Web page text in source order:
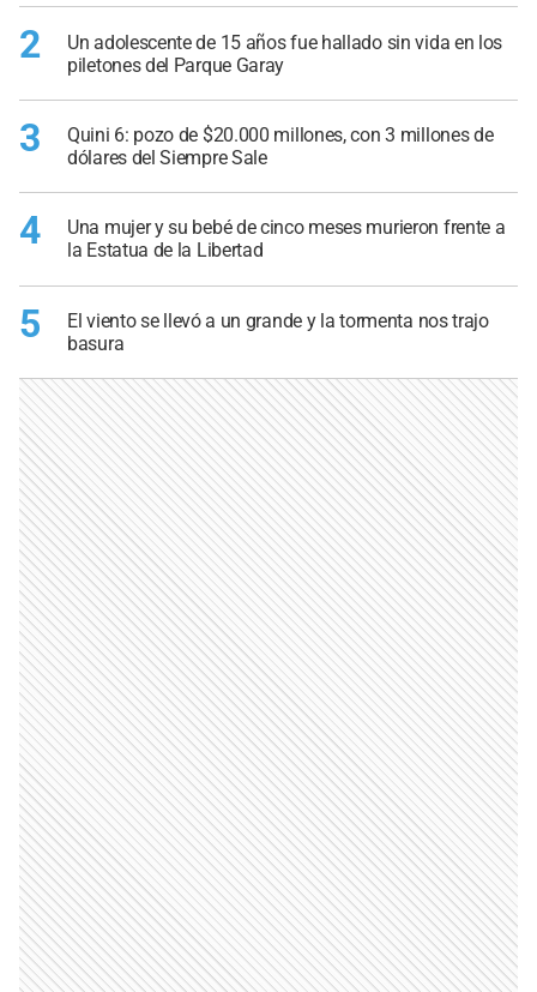
2
Un adolescente de 15 años fue hallado sin vida en los
piletones del Parque Garay
3
Quini 6: pozo de $20.000 millones, con 3 millones de
dólares del Siempre Sale
4
Una mujer y su bebé de cinco meses murieron frente a
la Estatua de la Libertad
5
El viento se llevó a un grande y la tormenta nos trajo
basura